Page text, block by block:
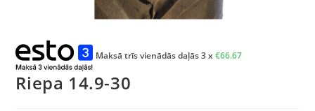
Maksā trīs vienādās daļās 3 x€66.67
Riepa 14.9-30